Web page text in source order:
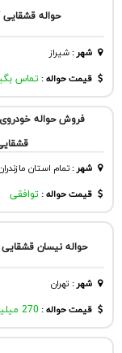
حواله قشقایی
شهر:شيراز
قیمت حواله : تماس
فروش حواله خودروی
شهر:تمام استان
قیمت حواله : توافقی
حواله نیسان قشقایی
شهر: تهران
قیمت حواله : 270 میلیون